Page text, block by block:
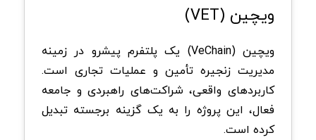
ویچین (VET)
ویچین (VeChain) یک پلتفرم پیشرو در زمینه
مدیریت زنجیره تأمین و عملیات تجاری است.
کاربردهای واقعی، شراکت‌های راهبردی و جامعه
فعال، این پروژه را به یک گزینه برجسته تبدیل
کرده است.